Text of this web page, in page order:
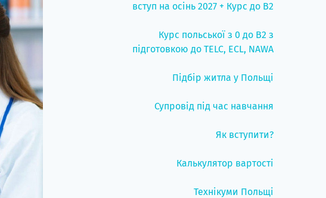
вступ на осінь 2027 + Курс до B2
Курс польської з 0 до B2 з
підготовкою до TELC, ECL, NAWA
Підбір житла у Польщі
Супровід під час навчання
Як вступити?
Калькулятор вартості
Технікуми Польщі